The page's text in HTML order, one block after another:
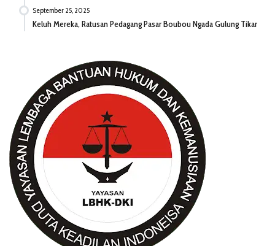
September 25, 2025
Keluh Mereka, Ratusan Pedagang Pasar Boubou Ngada Gulung Tikar